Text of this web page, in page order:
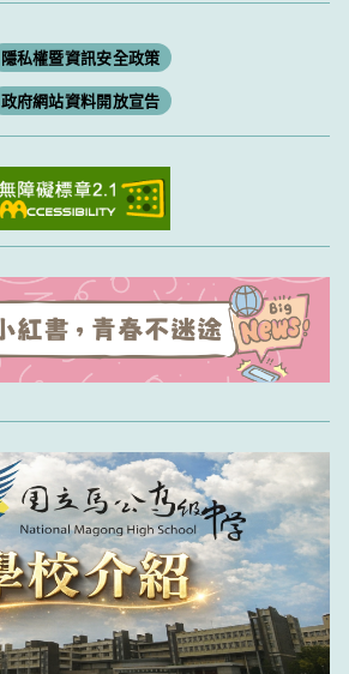
隱私權暨資訊安全政策
政府網站資料開放宣告